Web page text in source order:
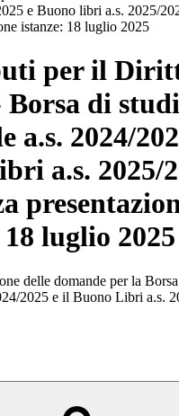
e Buono libri a.s. 2025/
istanze: 18 luglio 2025
per il
Borsa di
a.s. 2024/
a.s. 2025/
luglio 2025
delle domande per la
2025 e il Buono Libri a.s.